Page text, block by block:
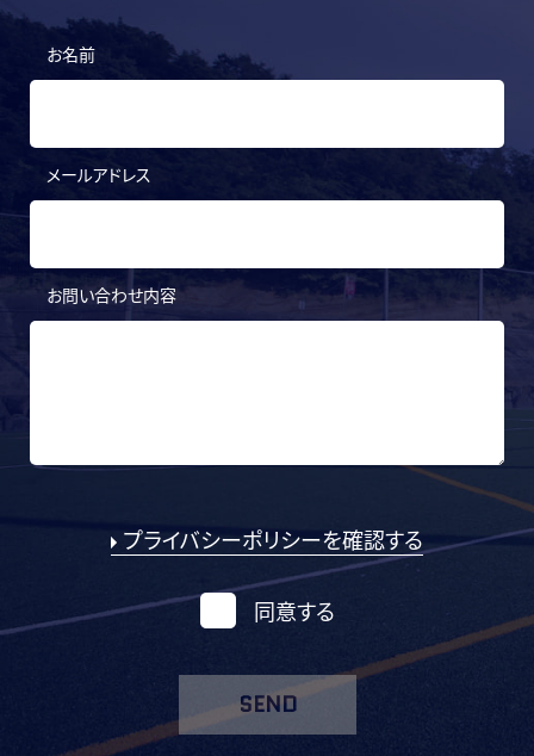
お名前
メールアドレス
お問い合わせ内容
プライバシーポリシーを確認する
同意する
SEND